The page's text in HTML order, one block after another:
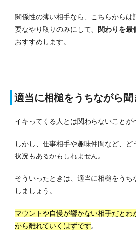
関係性の薄い相手なら、こちらからは
要なやり取りのみにして、
関わりを最
おすすめします。
適当に相槌をうちながら聞
イキってくる人とは関わらないことが
しかし、仕事相手や趣味仲間など、ど
状況もあるかもしれません。
そういったときは、適当に相槌をうち
しましょう。
マウントや自慢が響かない相手だとわ
から離れていくはずです。